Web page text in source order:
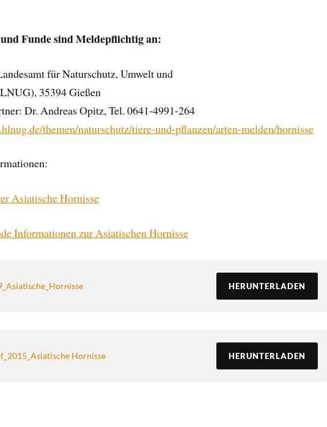
Funde sind Meldepflichtig an:
für Naturschutz, Umwelt und
35394 Gießen
Dr. Andreas Opitz, Tel. 0641-4991-264
themen/naturschutz/tiere-und-pflanzen/arten-melden/hornisse
Asiatische Hornisse
Informationen zur Asiatischen Hornisse
HERUNTERLADEN
Hornisse HERUNTERLADEN